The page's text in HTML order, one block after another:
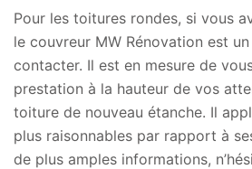
Pour les toitures rondes, si vous
le couvreur MW Rénovation est
contacter. Il est en mesure de
prestation à la hauteur de vos
toiture de nouveau étanche. Il
plus raisonnables par rapport à
de plus amples informations,